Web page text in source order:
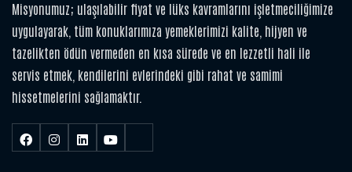
Misyonumuz; ulaşılabilir fiyat ve lüks kavramlarını işletmeciliğimize
uygulayarak, tüm konuklarımıza yemeklerimizi kalite, hijyen ve
tazelikten ödün vermeden en kısa sürede ve en lezzetli hali ile
servis etmek, kendilerini evlerindeki gibi rahat ve samimi
hissetmelerini sağlamaktır.